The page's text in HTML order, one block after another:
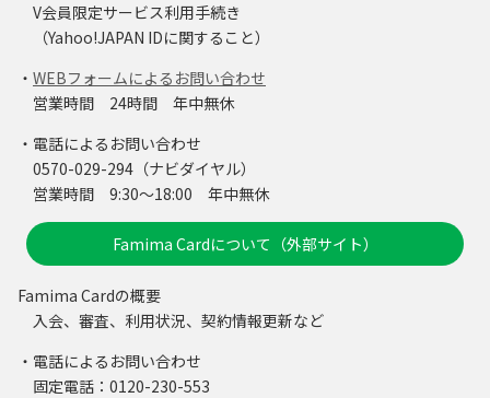
V会員限定サービス利用手続き
（Yahoo!JAPAN IDに関すること）
・ WEBフォームによるお問い合わせ
営業時間 24時間 年中無休
・電話によるお問い合わせ
0570-029-294（ナビダイヤル）
営業時間 9:30～18:00 年中無休
Famima Cardについて（外部サイト）
Famima Cardの概要
入会、審査、利用状況、契約情報更新など
・電話によるお問い合わせ
固定電話：0120-230-553